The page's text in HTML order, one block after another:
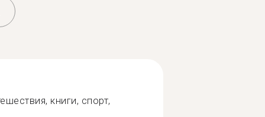
книги, спорт,